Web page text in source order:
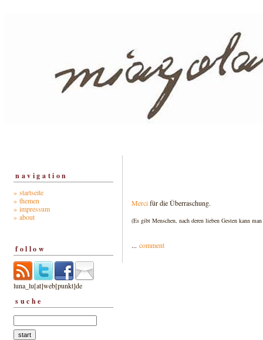
navigation
» startseite
» themen
» impressum
» about
follow
luna_lu[at]web[punkt]de
suche
Mercifür die Überraschung.
(Es gibt Menschen, nach deren lieben Gesten kann
... comment